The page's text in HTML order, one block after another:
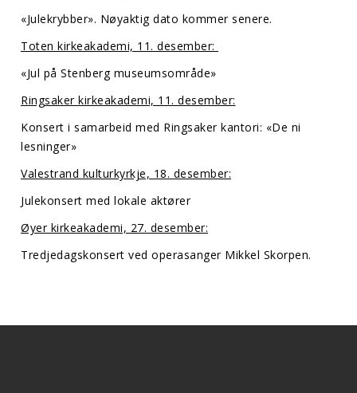
«Julekrybber». Nøyaktig dato kommer senere.
Toten kirkeakademi, 11. desember:
«Jul på Stenberg museumsområde»
Ringsaker kirkeakademi, 11. desember:
Konsert i samarbeid med Ringsaker kantori: «De ni
lesninger»
Valestrand kulturkyrkje, 18. desember:
Julekonsert med lokale aktører
Øyer kirkeakademi, 27. desember:
Tredjedagskonsert ved operasanger Mikkel Skorpen.